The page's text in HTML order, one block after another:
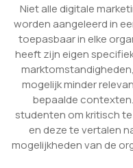
Niet alle digitale
worden aangeleerd in
toepasbaar in elke
heeft zijn eigen
mogelijk minder
bepaalde
studenten om kritisch
en deze te vertalen
mogelijkheden van de